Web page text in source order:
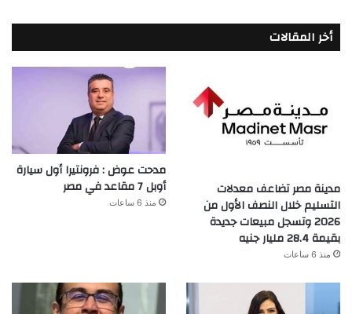
أخر المقالات
مدينة مصر تضاعف معدلات
التسليم خلال النصف الأول من
2026 وتسجل مبيعات جديدة
بقيمة 28.4 مليار جنيه
منذ 6 ساعات
مدحت عوض : فرونتيرا أول سيارة
أوبل 7 مقاعد في مصر
منذ 6 ساعات